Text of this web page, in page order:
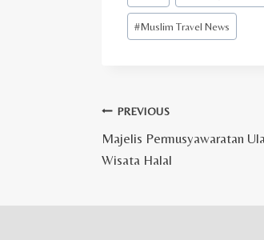
Tags:
#Muslim Travel News
Post
navigation
PREVIOUS
Majelis Permusyawaratan
Wisata Halal